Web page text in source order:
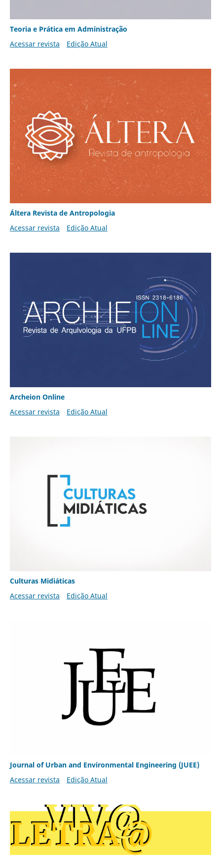
Teoria e Prática em Administração
Acessar revista
Edição Atual
Áltera Revista de Antropologia
Acessar revista
Edição Atual
Archeion Online
Acessar revista
Edição Atual
Culturas Midiáticas
Acessar revista
Edição Atual
Journal of Urban and Environmental Engineering (JUEE)
Acessar revista
Edição Atual